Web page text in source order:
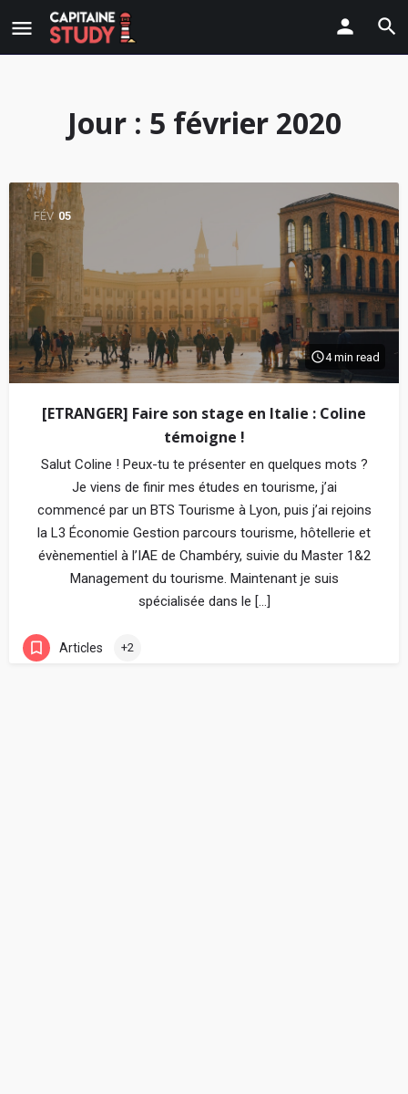
Jour : 5 février 2020
FÉV 05
4 min read
[ETRANGER] Faire son stage en Italie : Coline
témoigne !
Salut Coline ! Peux-tu te présenter en quelques mots ?
Je viens de finir mes études en tourisme, j’ai
commencé par un BTS Tourisme à Lyon, puis j’ai rejoins
la L3 Économie Gestion parcours tourisme, hôtellerie et
évènementiel à l’IAE de Chambéry, suivie du Master 1&2
Management du tourisme. Maintenant je suis
spécialisée dans le […]
Articles +2